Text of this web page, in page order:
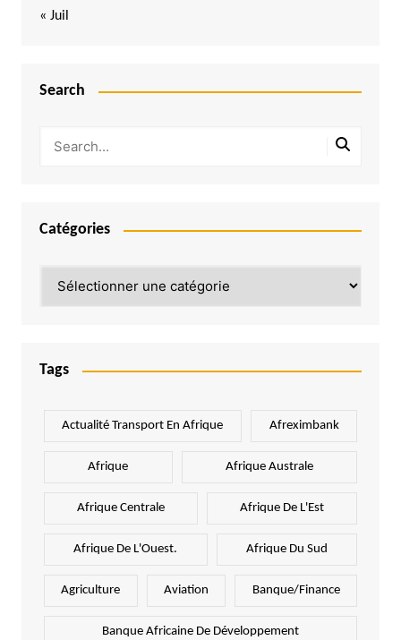
« Juil
Search
Catégories
Tags
Actualité Transport En Afrique Afreximbank
Afrique Afrique Australe
Afrique Centrale Afrique De L'Est
Afrique De L'Ouest. Afrique Du Sud
Agriculture Aviation Banque/Finance
Banque Africaine De Développement